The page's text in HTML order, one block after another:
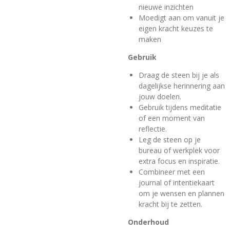
nieuwe inzichten
Moedigt aan om vanuit je
eigen kracht keuzes te
maken
Gebruik
Draag de steen bij je als
dagelijkse herinnering aan
jouw doelen.
Gebruik tijdens meditatie
of een moment van
reflectie.
Leg de steen op je
bureau of werkplek voor
extra focus en inspiratie.
Combineer met een
journal of intentiekaart
om je wensen en plannen
kracht bij te zetten.
Onderhoud